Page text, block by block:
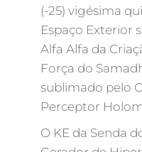
(-25) vigésima
Espaço Exterior
Alfa Alfa da
Força do
sublimado pelo
Perceptor
O KE da Senda